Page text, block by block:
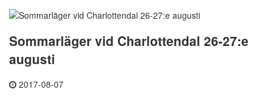
Sommarläger vid Charlottendal 26-27:e
augusti
2017-08-07